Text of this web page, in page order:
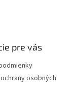
pre vás
osobných